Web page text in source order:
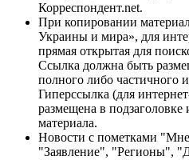
Корреспондент.net.
При копировании
Украины и мира», для
прямая открытая для
Ссылка должна быть
полного либо частичного
Гиперссылка (для
размещена в подзаголовке
материала.
Новости с пометками
"Заявление", "Регионы",